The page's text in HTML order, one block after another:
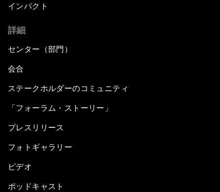
インパクト
詳細
センター（部門）
会合
ステークホルダーのコミュニティ
「フォーラム・ストーリー」
プレスリリース
フォトギャラリー
ビデオ
ポッドキャスト